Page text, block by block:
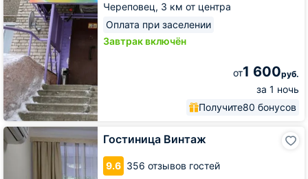
Череповец, 3 км от центра
Оплата при заселении
Завтрак включён
от1 600руб.
за 1 ночь
Получите80 бонусов
Гостиница Винтаж
9.6 356 отзывов гостей
Гостиница
Винтаж